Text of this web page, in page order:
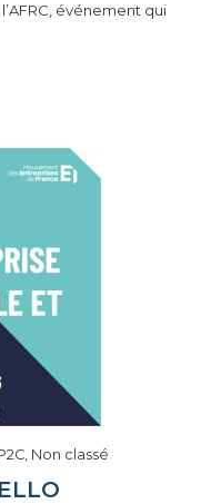
événement qui
Non classé